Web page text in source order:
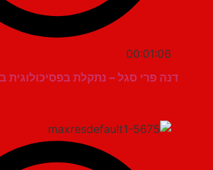
00:01:06
דנה פרי סגל – נתקלת בפסיכולוגית בהופעה